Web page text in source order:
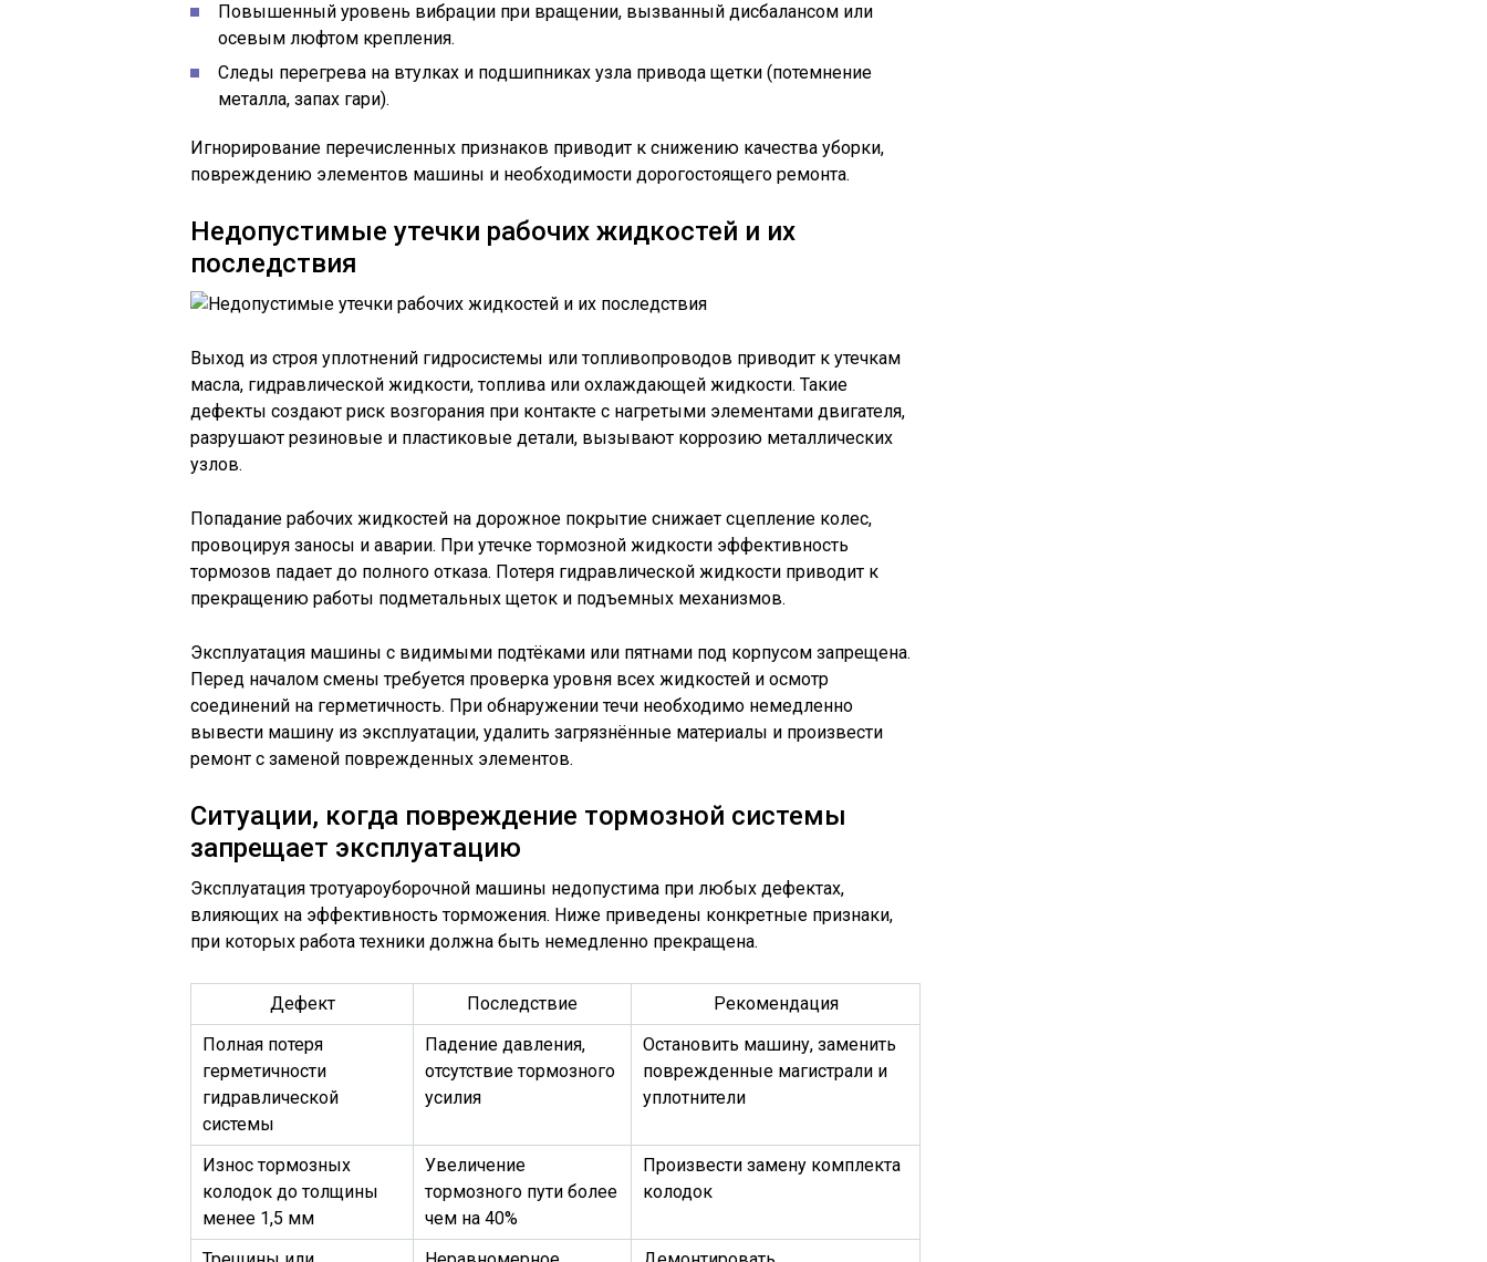
Повышенный уровень вибрации при вращении, вызванный дисбалансом или
осевым люфтом крепления.
Следы перегрева на втулках и подшипниках узла привода щетки (потемнение
металла, запах гари).
Игнорирование перечисленных признаков приводит к снижению качества уборки,
повреждению элементов машины и необходимости дорогостоящего ремонта.
Недопустимые утечки рабочих жидкостей и их
последствия
Выход из строя уплотнений гидросистемы или топливопроводов приводит к утечкам
масла, гидравлической жидкости, топлива или охлаждающей жидкости. Такие
дефекты создают риск возгорания при контакте с нагретыми элементами двигателя,
разрушают резиновые и пластиковые детали, вызывают коррозию металлических
узлов.
Попадание рабочих жидкостей на дорожное покрытие снижает сцепление колес,
провоцируя заносы и аварии. При утечке тормозной жидкости эффективность
тормозов падает до полного отказа. Потеря гидравлической жидкости приводит к
прекращению работы подметальных щеток и подъемных механизмов.
Эксплуатация машины с видимыми подтёками или пятнами под корпусом запрещена.
Перед началом смены требуется проверка уровня всех жидкостей и осмотр
соединений на герметичность. При обнаружении течи необходимо немедленно
вывести машину из эксплуатации, удалить загрязнённые материалы и произвести
ремонт с заменой поврежденных элементов.
Ситуации, когда повреждение тормозной системы
запрещает эксплуатацию
Эксплуатация тротуароуборочной машины недопустима при любых дефектах,
влияющих на эффективность торможения. Ниже приведены конкретные признаки,
при которых работа техники должна быть немедленно прекращена.
Дефект Последствие
Рекомендация
Полная потеря
герметичности
гидравлической
системы
Падение давления,
отсутствие тормозного
усилия
Остановить машину, заменить
поврежденные магистрали и
уплотнители
Износ тормозных
колодок до толщины
менее 1,5 мм
Увеличение
тормозного пути более
чем на 40%
Произвести замену комплекта
колодок